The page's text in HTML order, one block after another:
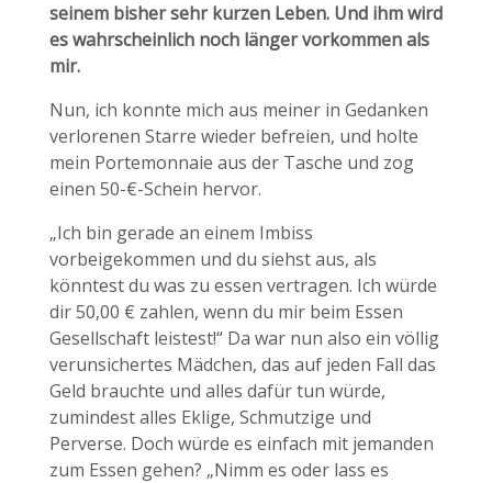
seinem bisher sehr kurzen Leben. Und ihm wird
es wahrscheinlich noch länger vorkommen als
mir.
Nun, ich konnte mich aus meiner in Gedanken
verlorenen Starre wieder befreien, und holte
mein Portemonnaie aus der Tasche und zog
einen 50-€-Schein hervor.
„Ich bin gerade an einem Imbiss
vorbeigekommen und du siehst aus, als
könntest du was zu essen vertragen. Ich würde
dir 50,00 € zahlen, wenn du mir beim Essen
Gesellschaft leistest!“ Da war nun also ein völlig
verunsichertes Mädchen, das auf jeden Fall das
Geld brauchte und alles dafür tun würde,
zumindest alles Eklige, Schmutzige und
Perverse. Doch würde es einfach mit jemanden
zum Essen gehen? „Nimm es oder lass es